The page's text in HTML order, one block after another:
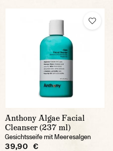
Anthony Algae Facial
Cleanser (237 ml)
Gesichtsseife mit Meeresalgen
39,90 €